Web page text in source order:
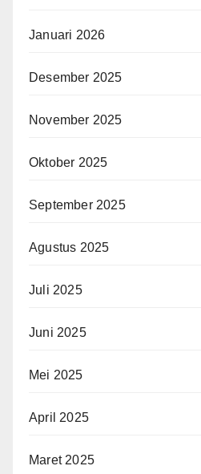
Januari 2026
Desember 2025
November 2025
Oktober 2025
September 2025
Agustus 2025
Juli 2025
Juni 2025
Mei 2025
April 2025
Maret 2025